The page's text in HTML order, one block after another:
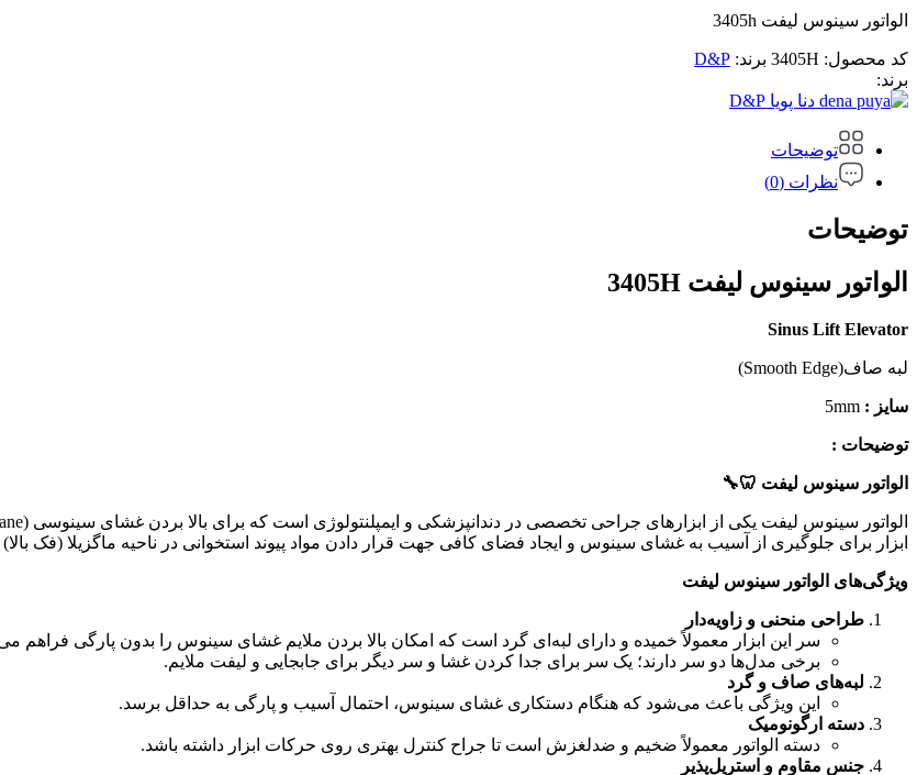
الواتور سینوس لیفت 3405h
کد محصول: 3405H برند: D&P
برند:
D&P
توضیحات
نظرات (0)
توضیحات
الواتور سینوس لیفت 3405H
Sinus Lift Elevator
لبه صاف(Smooth Edge)
سایز :
توضیحات :
الواتور سینوس لیفت 🦷🔧
الواتور سینوس لیفت یکی از ابزارهای جراحی تخصصی در دندانپزشکی و ایمپلنتولوژی است که برای بالا بردن غشای سینوسی (Schneiderian membrane) هنگام انجام
ابزار برای جلوگیری از آسیب به غشای سینوس و ایجاد فضای کافی جهت قرار دادن مواد پیوند استخوانی در ناحیه ماگزیلا (فک
ویژگی‌های الواتور سینوس لیفت
طراحی منحنی و زاویه‌دار
سر این ابزار معمولاً خمیده و دارای لبه‌ای گرد است که امکان بالا بردن ملایم غشای سینوس را بدون پارگی فراهم
برخی مدل‌ها دو سر دارند؛ یک سر برای جدا کردن غشا و سر دیگر برای جابجایی و لیفت ملایم.
لبه‌های صاف و گرد
این ویژگی باعث می‌شود که هنگام دستکاری غشای سینوس، احتمال آسیب و پارگی به حداقل برسد.
دسته ارگونومیک
دسته الواتور معمولاً ضخیم و ضدلغزش است تا جراح کنترل بهتری روی حرکات ابزار داشته باشد.
جنس مقاوم و استریل‌پذیر